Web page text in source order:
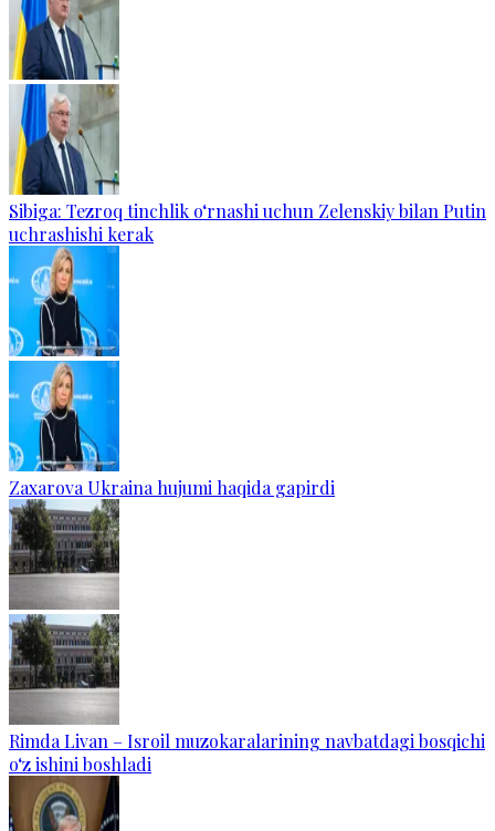
Sibiga: Tezroq tinchlik o‘rnashi uchun Zelenskiy bilan Putin
uchrashishi kerak
Zaxarova Ukraina hujumi haqida gapirdi
Rimda Livan – Isroil muzokaralarining navbatdagi bosqichi
o‘z ishini boshladi